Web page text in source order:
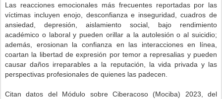
Las reacciones emocionales más frecuentes reportadas por las
víctimas incluyen enojo, desconfianza e inseguridad, cuadros de
ansiedad, depresión, aislamiento social, bajo rendimiento
académico o laboral y pueden orillar a la autolesión o al suicidio;
además, erosionan la confianza en las interacciones en línea,
coartan la libertad de expresión por temor a represalias y pueden
causar daños irreparables a la reputación, la vida privada y las
perspectivas profesionales de quienes las padecen.
Citan datos del Módulo sobre Ciberacoso (Mociba) 2023, del